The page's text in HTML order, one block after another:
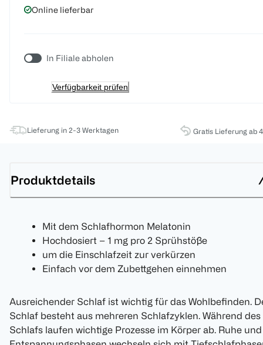
Online lieferbar
In Filiale abholen
Verfügbarkeit prüfen
Lieferung in 2-3 Werktagen Gratis Lieferung ab
Produktdetails
Mit dem Schlafhormon Melatonin
Hochdosiert – 1 mg pro 2 Sprühstöße
um die Einschlafzeit zur verkürzen
Einfach vor dem Zubettgehen einnehmen
Ausreichender Schlaf ist wichtig für das Wohlbefinden.
Schlaf besteht aus mehreren Schlafzyklen. Während des
Schlafs laufen wichtige Prozesse im Körper ab. Ruhe und